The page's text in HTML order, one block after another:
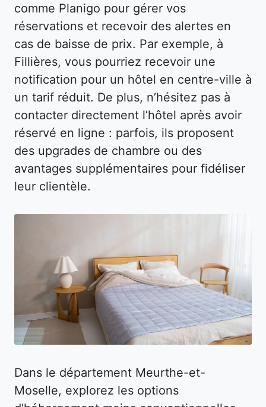
comme Planigo pour gérer vos
réservations et recevoir des alertes en
cas de baisse de prix. Par exemple, à
Fillières, vous pourriez recevoir une
notification pour un hôtel en centre-ville à
un tarif réduit. De plus, n’hésitez pas à
contacter directement l’hôtel après avoir
réservé en ligne : parfois, ils proposent
des upgrades de chambre ou des
avantages supplémentaires pour fidéliser
leur clientèle.
Dans le département Meurthe-et-
Moselle, explorez les options